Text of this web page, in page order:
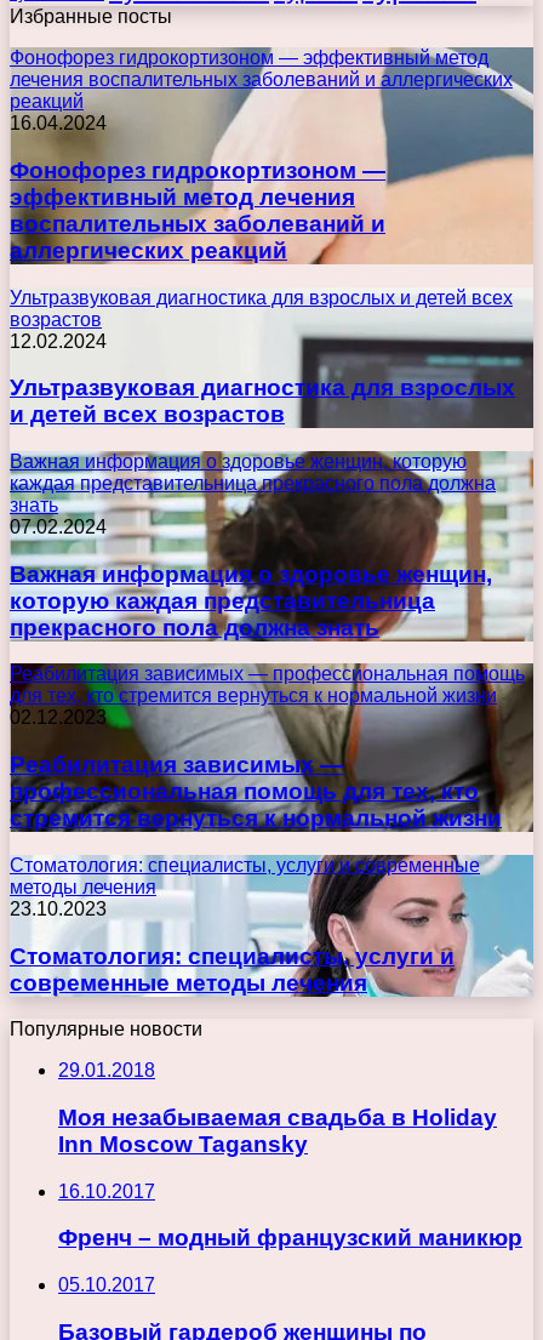
Избранные посты
Фонофорез гидрокортизоном — эффективный метод
лечения воспалительных заболеваний и аллергических
реакций
16.04.2024
Фонофорез гидрокортизоном —
эффективный метод лечения
воспалительных заболеваний и
аллергических реакций
Ультразвуковая диагностика для взрослых и детей всех
возрастов
12.02.2024
Ультразвуковая диагностика для взрослых
и детей всех возрастов
Важная информация о здоровье женщин, которую
каждая представительница прекрасного пола должна
знать
07.02.2024
Важная информация о здоровье женщин,
которую каждая представительница
прекрасного пола должна знать
Реабилитация зависимых — профессиональная помощь
для тех, кто стремится вернуться к нормальной жизни
02.12.2023
Реабилитация зависимых —
профессиональная помощь для тех, кто
стремится вернуться к нормальной жизни
Стоматология: специалисты, услуги и современные
методы лечения
23.10.2023
Стоматология: специалисты, услуги и
современные методы лечения
Популярные новости
29.01.2018
Моя незабываемая свадьба в Holiday
Inn Moscow Tagansky
16.10.2017
Френч – модный французский маникюр
05.10.2017
Базовый гардероб женщины по